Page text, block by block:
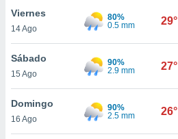
cookies
aceptar
Viernes
14 Ago
80%
0.5 mm
29°
Sábado
15 Ago
90%
2.9 mm
27°
Domingo
16 Ago
90%
2.5 mm
26°